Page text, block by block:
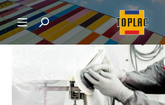
springenStartseite Scheiben D75 mm